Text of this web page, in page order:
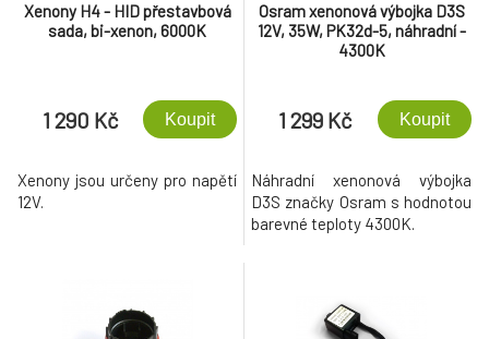
Xenony H4 - HID přestavbová
sada, bi-xenon, 6000K
1 290 Kč Koupit
Xenony jsou určeny pro napětí
12V.
Osram xenonová výbojka D3S
12V, 35W, PK32d-5, náhradní -
4300K
1 299 Kč Koupit
Náhradní xenonová výbojka
D3S značky Osram s hodnotou
barevné teploty 4300K.